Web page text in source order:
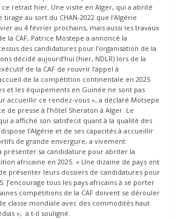
ce retrait hier. Une visite en Alger, qui a abrité
au sort du CHAN-2022 que l’Algérie
au 4 février prochains, mais aussi les travaux
la CAF, Patrice Mostepe a annoncé la
des candidatures pour l’organisation de la
décidé aujourd’hui (hier, NDLR) lors de la
de la CAF de rouvrir l’appel à
de la compétition continentale en 2025
et les équipements en Guinée ne sont pas
accueillir ce rendez-vous », a déclaré Motsepe
de presse à l’hôtel Sheraton à Alger. Le
a affiché son satisfecit quant à la qualité des
l’Algérie et de ses capacités à accueillir
de grande envergure, a vivement
présenter sa candidature pour abriter la
africaine en 2025. « Une dizaine de pays ont
présenter leurs dossiers de candidatures pour
J’encourage tous les pays africains à se porter
compétitions de la CAF doivent se dérouler
classe mondiale avec des commodités haut
», a t-il souligné.